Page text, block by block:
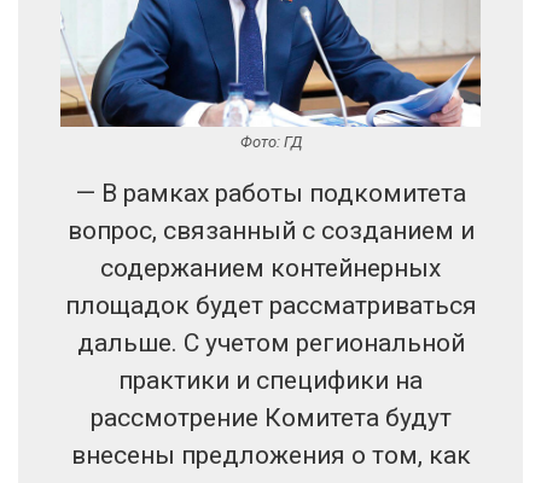
Фото: ГД
— В рамках работы подкомитета
вопрос, связанный с созданием и
содержанием контейнерных
площадок будет рассматриваться
дальше. С учетом региональной
практики и специфики на
рассмотрение Комитета будут
внесены предложения о том, как